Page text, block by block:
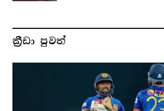
ක්‍රීඩා පුවත්